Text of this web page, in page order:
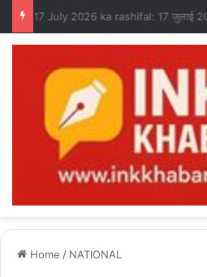
Home / NATIONAL